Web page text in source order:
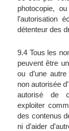
photocopie,
l’autorisation
détenteur des
9.4 Tous les
peuvent être
ou d’une
non autorisée
autorisé de
exploiter
des contenus
ni d’aider